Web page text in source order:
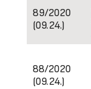
89/2020
(09.24.)
88/2020
(09.24.)